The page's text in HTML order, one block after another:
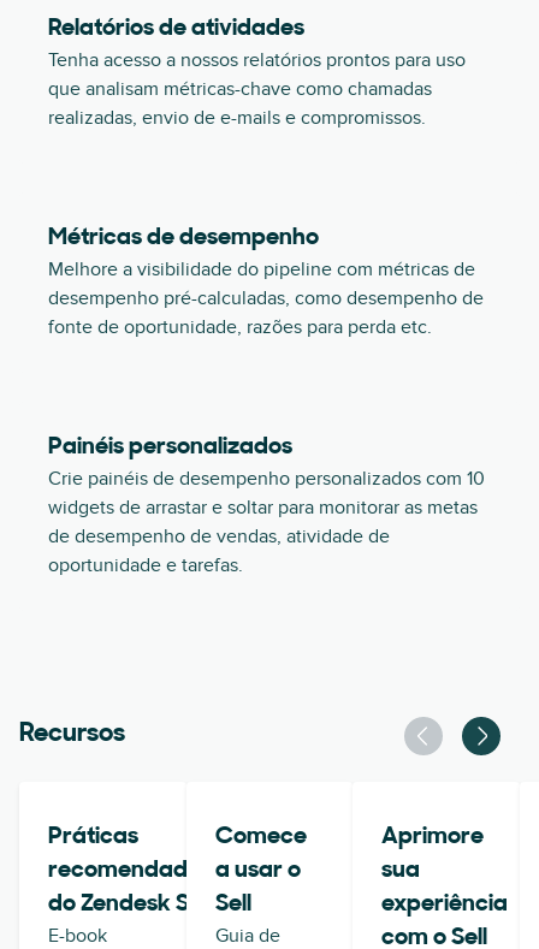
Relatórios de atividades
Tenha acesso a nossos relatórios prontos para uso
que analisam métricas-chave como chamadas
realizadas, envio de e-mails e compromissos.
Métricas de desempenho
Melhore a visibilidade do pipeline com métricas de
desempenho pré-calculadas, como desempenho de
fonte de oportunidade, razões para perda etc.
Painéis personalizados
Crie painéis de desempenho personalizados com 10
widgets de arrastar e soltar para monitorar as metas
de desempenho de vendas, atividade de
oportunidade e tarefas.
Recursos
Práticas
recomendadas
do Zendesk Sell
E-book
Comece
a usar o
Sell
Guia de
Aprimore
sua
experiência
com o Sell